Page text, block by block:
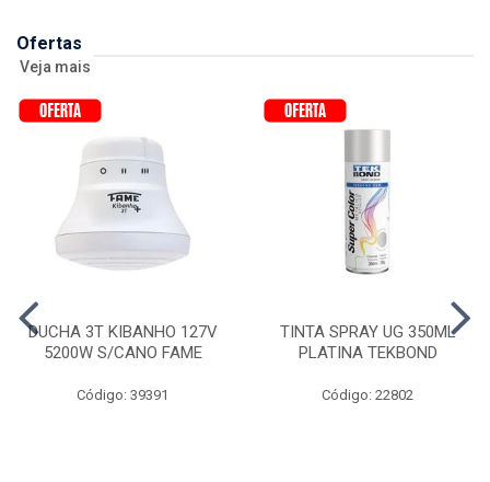
Ofertas
Veja mais
DUCHA 3T KIBANHO 127V
5200W S/CANO FAME
Código: 39391
TINTA SPRAY UG 350ML
PLATINA TEKBOND
Código: 22802